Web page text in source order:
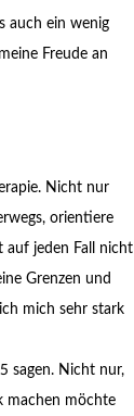
auch ein wenig
Freude an
Nicht nur
orientiere
auf jeden Fall nicht
Grenzen und
mich sehr stark
sagen. Nicht nur,
machen möchte